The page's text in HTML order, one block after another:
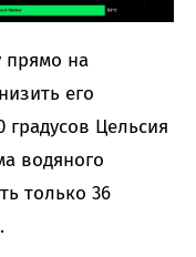
прямо на
его
градусов Цельсия
водяного
только 36